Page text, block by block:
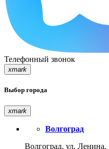
Телефонный звонок
xmark
Выбор города
xmark
Волгоград
Волгоград, ул. Ленина,